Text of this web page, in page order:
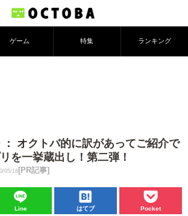
ゲーム 特集 ランキング
オクトバ的に訳があってご紹介で
を一挙蔵出し！第二弾！
05/18 [PR記事]
Line はてブ Pocket